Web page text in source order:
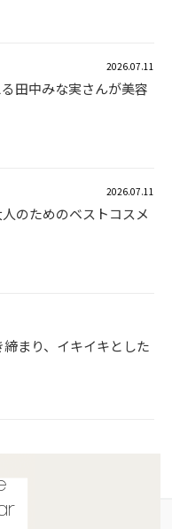
2026.07.11
田中みな実さんが美容
2026.07.11
のためのベストコスメ
まり、イキイキとした